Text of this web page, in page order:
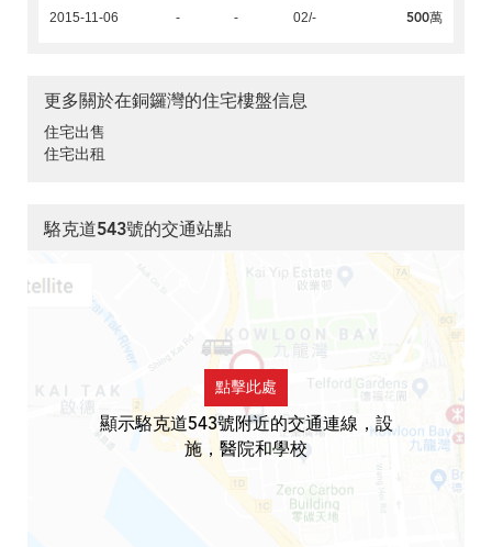
2015-11-06 - - 02/- 500萬
更多關於在銅鑼灣的住宅樓盤信息
住宅出售
住宅出租
駱克道543號的交通站點
點擊此處
顯示駱克道543號附近的交通連線，設
施，醫院和學校